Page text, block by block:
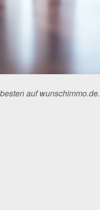
auf wunschimmo.de.